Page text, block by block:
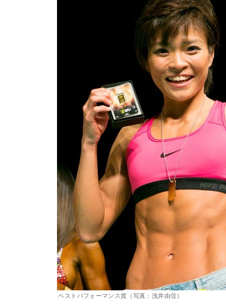
ベストパフォーマンス賞（写真：浅井由弦）